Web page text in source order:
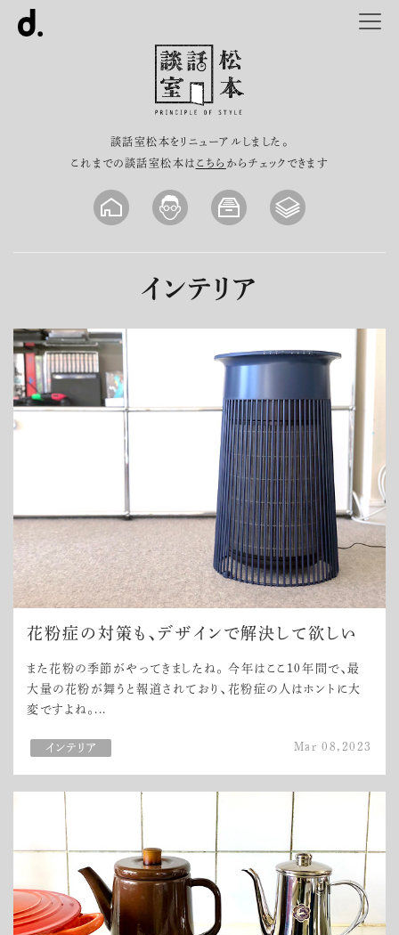
談話室松本をリニューアルしました。
これまでの談話室松本は こちら からチェックできます
インテリア
花粉症の対策も、デザインで解決して欲しい
また花粉の季節がやってきましたね。 今年はここ10年間で、最
大量の花粉が舞うと報道されており、花粉症の人はホントに大
変ですよね。...
Mar 08,2023